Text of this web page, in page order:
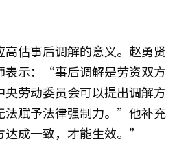
估事后调解的意义。 赵勇贤
表示：“事后调解是劳资双方
劳动委员会可以提出调解方
法赋予法律强制力。”他补充
成一致，才能生效。”